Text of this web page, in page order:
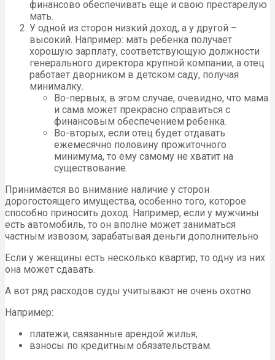
финансово обеспечивать еще и свою престарелую
мать.
У одной из сторон низкий доход, а у другой –
высокий. Например: мать ребенка получает
хорошую зарплату, соответствующую должности
генерального директора крупной компании, а отец
работает дворником в детском саду, получая
минималку.
Во-первых, в этом случае, очевидно, что мама
и сама может прекрасно справиться с
финансовым обеспечением ребенка.
Во-вторых, если отец будет отдавать
ежемесячно половину прожиточного
минимума, то ему самому не хватит на
существование.
Принимается во внимание наличие у сторон
дорогостоящего имущества, особенно того, которое
способно приносить доход. Например, если у мужчины
есть автомобиль, то он вполне может заниматься
частным извозом, зарабатывая деньги дополнительно
Если у женщины есть несколько квартир, то одну из них
она может сдавать.
А вот ряд расходов суды учитывают не очень охотно.
Например:
платежи, связанные арендой жилья;
взносы по кредитным обязательствам.